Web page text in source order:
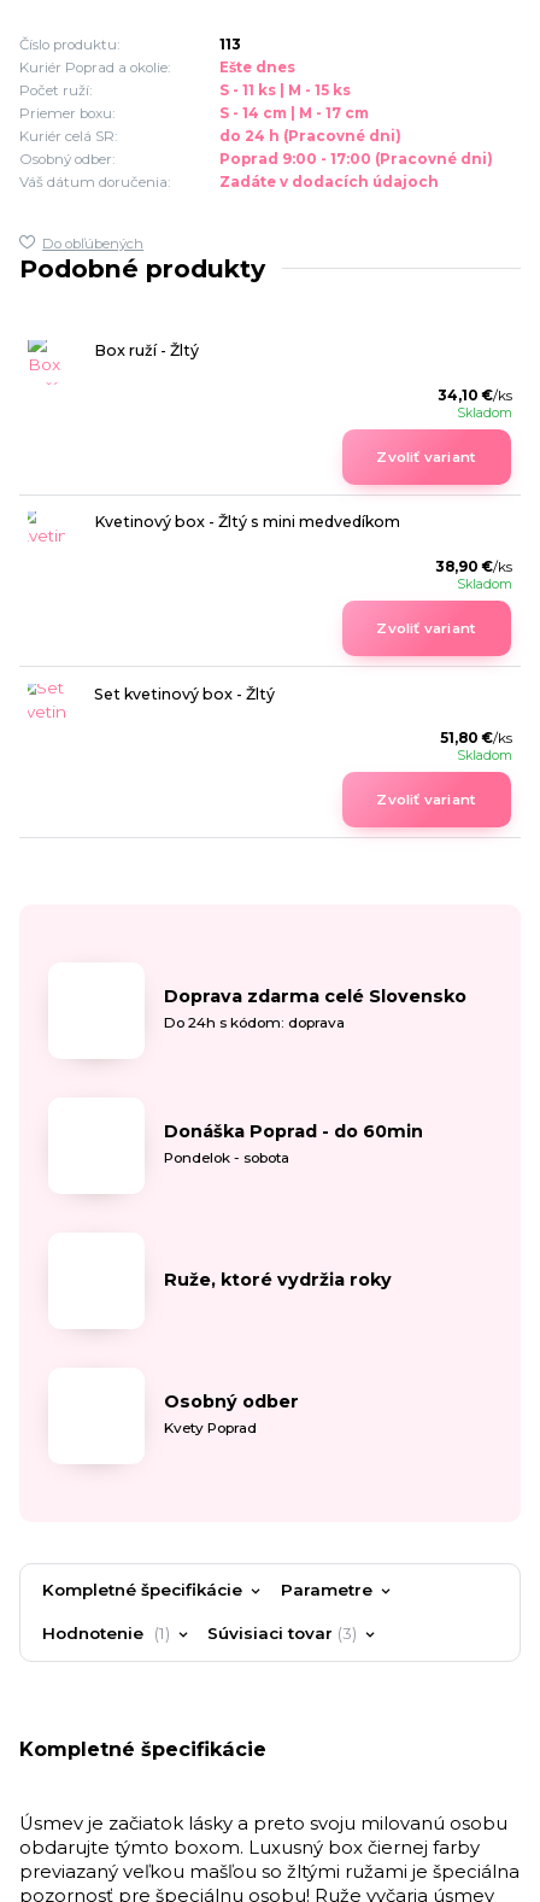
Číslo produktu:
113
Kuriér Poprad a okolie:
Ešte dnes
Počet ruží:
S - 11 ks | M - 15 ks
Priemer boxu:
S - 14 cm | M - 17 cm
Kuriér celá SR:
do 24 h (Pracovné dni)
Osobný odber:
Poprad 9:00 - 17:00 (Pracovné dni)
Váš dátum doručenia:
Zadáte v dodacích údajoch
Do obľúbených
Podobné produkty
Box ruží - Žltý
34,10 €/ks
Skladom
Zvoliť variant
Kvetinový box - Žltý s mini medvedíkom
38,90 €/ks
Skladom
Zvoliť variant
Set kvetinový box - Žltý
51,80 €/ks
Skladom
Zvoliť variant
Doprava zdarma celé Slovensko
Do 24h s kódom: doprava
Donáška Poprad - do 60min
Pondelok - sobota
Ruže, ktoré vydržia roky
Osobný odber
Kvety Poprad
Kompletné špecifikácie Parametre
Hodnotenie 1 Súvisiaci tovar 3
Kompletné špecifikácie
Úsmev je začiatok lásky a preto svoju milovanú osobu
obdarujte týmto boxom. Luxusný box čiernej farby
previazaný veľkou mašľou so žltými ružami je špeciálna
pozornosť pre špeciálnu osobu! Ruže vyčaria úsmev